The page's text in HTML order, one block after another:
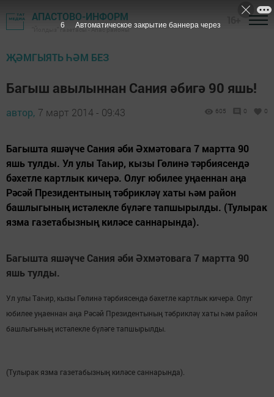
АПАСТОВО-ИНФОРМ
"Йолдыз" газетасы - Апас районы
ҖӘМГЫЯТЬ ҺӘМ БЕЗ
Багыш авылыннан Сания әбигә 90 яшь!
автор, 7 март 2014 - 09:43 605 0 0
Багышта яшәүче Сания әби Әхмәтовага 7 мартта 90
яшь тулды. Ул улы Таһир, кызы Гөлинә тәрбиясендә
бәхетле картлык кичерә. Олуг юбилее уңаеннан аңа
Рәсәй Президентының тәбрикләү хаты һәм район
башлыгының истәлекле бүләге тапшырылды. (Тулырак
язма газетабызның киләсе саннарында).
Багышта яшәүче Сания әби Әхмәтовага 7 мартта 90
яшь тулды.
Ул улы Таһир, кызы Гөлинә тәрбиясендә бәхетле картлык кичерә. Олуг
юбилее уңаеннан аңа Рәсәй Президентының тәбрикләү хаты һәм район
башлыгының истәлекле бүләге тапшырылды.
(Тулырак язма газетабызның киләсе саннарында).
5 Автоматическое закрытие баннера через